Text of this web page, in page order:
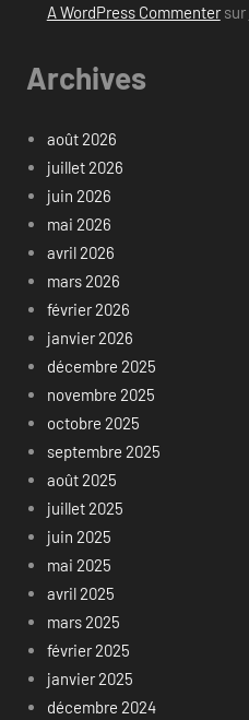
A WordPress Commentersur
Archives
août 2026
juillet 2026
juin 2026
mai 2026
avril 2026
mars 2026
février 2026
janvier 2026
décembre 2025
novembre 2025
octobre 2025
septembre 2025
août 2025
juillet 2025
juin 2025
mai 2025
avril 2025
mars 2025
février 2025
janvier 2025
décembre 2024